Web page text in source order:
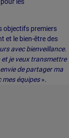
objectifs premiers
et le bien-être des
avec bienveillance.
et je veux transmettre
de partager ma
mes équipes».